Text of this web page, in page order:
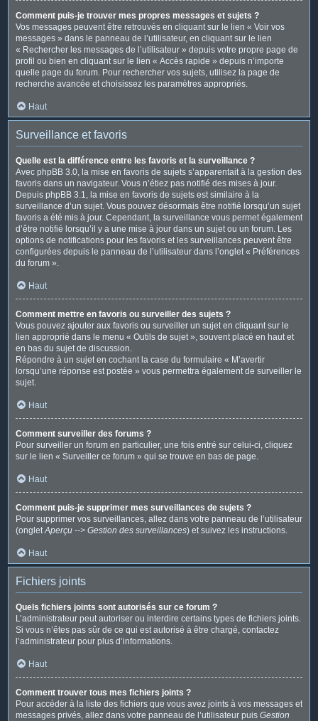
Comment puis-je trouver mes propres messages et sujets ?
Vos messages peuvent être retrouvés en cliquant sur le lien « Voir vos
messages » dans le panneau de l’utilisateur, en cliquant sur le lien
« Rechercher les messages de l’utilisateur » depuis votre propre page de
profil ou bien en cliquant sur le lien « Accès rapide » depuis n’importe
quelle page du forum. Pour rechercher vos sujets, utilisez la page de
recherche avancée et choisissez les paramètres appropriés.
Haut
Surveillance et favoris
Quelle est la différence entre les favoris et la surveillance ?
Avec phpBB 3.0, la mise en favoris de sujets s’apparentait à la gestion des
favoris dans un navigateur. Vous n’étiez pas notifié des mises à jour.
Depuis phpBB 3.1, la mise en favoris de sujets est similaire à la
surveillance d’un sujet. Vous pouvez désormais être notifié lorsqu’un sujet
favoris a été mis à jour. Cependant, la surveillance vous permet également
d’être notifié lorsqu’il y a une mise à jour dans un sujet ou un forum. Les
options de notifications pour les favoris et les surveillances peuvent être
configurées depuis le panneau de l’utilisateur dans l’onglet « Préférences
du forum ».
Haut
Comment mettre en favoris ou surveiller des sujets ?
Vous pouvez ajouter aux favoris ou surveiller un sujet en cliquant sur le
lien approprié dans le menu « Outils de sujet », souvent placé en haut et
en bas du sujet de discussion.
Répondre à un sujet en cochant la case du formulaire « M’avertir
lorsqu’une réponse est postée » vous permettra également de surveiller le
sujet.
Haut
Comment surveiller des forums ?
Pour surveiller un forum en particulier, une fois entré sur celui-ci, cliquez
sur le lien « Surveiller ce forum » qui se trouve en bas de page.
Haut
Comment puis-je supprimer mes surveillances de sujets ?
Pour supprimer vos surveillances, allez dans votre panneau de l’utilisateur
(ongletAperçu --> Gestion des surveillances) et suivez les instructions.
Haut
Fichiers joints
Quels fichiers joints sont autorisés sur ce forum ?
L’administrateur peut autoriser ou interdire certains types de fichiers joints.
Si vous n’êtes pas sûr de ce qui est autorisé à être chargé, contactez
l’administrateur pour plus d’informations.
Haut
Comment trouver tous mes fichiers joints ?
Pour accéder à la liste des fichiers que vous avez joints à vos messages et
messages privés, allez dans votre panneau de l’utilisateur puis Gestion